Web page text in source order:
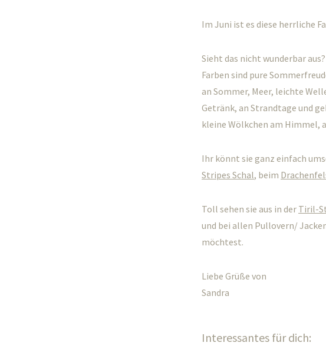
Im Juni ist es diese herrliche
Sieht das nicht wunderbar
Farben sind pure
an Sommer, Meer, leichte
Getränk, an Strandtage und
kleine Wölkchen am Himmel,
Ihr könnt sie ganz einfach
Stripes Schal, beim
Toll sehen sie aus in der Tiril-
und bei allen Pullovern/
möchtest.
Liebe Grüße von
Sandra
Interessantes für dich: